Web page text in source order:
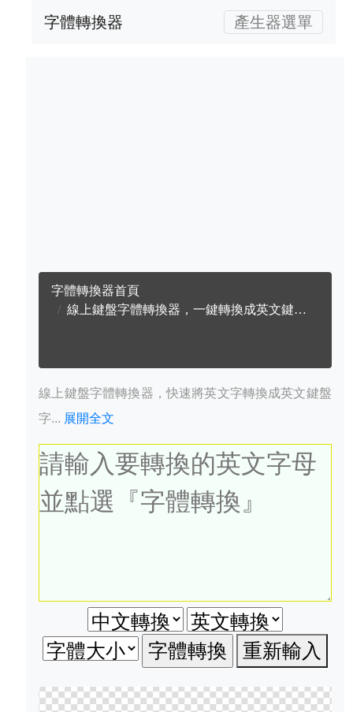
字體轉換器 產生器選單
字體轉換器首頁
線上鍵盤字體轉換器，一鍵轉換成英文鍵盤字體
線上鍵盤字體轉換器，快速將英文字轉換成英文鍵盤
字... 展開全文
重新輸入